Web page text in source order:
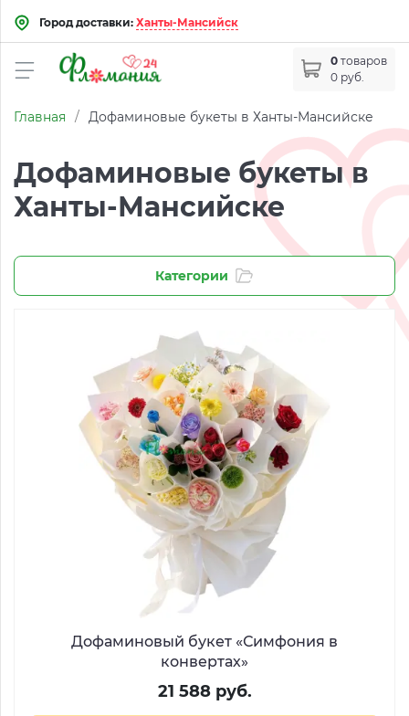
Город доставки: Ханты-Мансийск
0 товаров
0 руб.
Главная / Дофаминовые букеты в Ханты-Мансийске
Дофаминовые букеты в
Ханты-Мансийске
Категории
Дофаминовый букет «Симфония в
конвертах»
21 588 руб.